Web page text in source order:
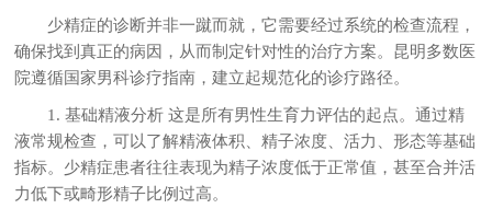
少精症的诊断并非一蹴而就，它需要经过系统的检查流程，
确保找到真正的病因，从而制定针对性的治疗方案。昆明多数医
院遵循国家男科诊疗指南，建立起规范化的诊疗路径。
1. 基础精液分析 这是所有男性生育力评估的起点。通过精
液常规检查，可以了解精液体积、精子浓度、活力、形态等基础
指标。少精症患者往往表现为精子浓度低于正常值，甚至合并活
力低下或畸形精子比例过高。